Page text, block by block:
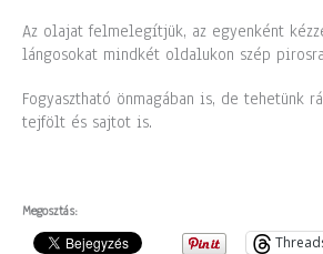
Az olajat felmelegítjük, az egyenként
lángosokat mindkét oldalukon szép
Fogyasztható önmagában is, de tehetünk
tejfölt és sajtot is.
Megosztás: